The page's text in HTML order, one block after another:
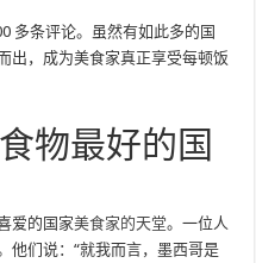
多条评论。虽然有如此多的国
出，成为美食家真正享受每顿饭
物最好的国
爱的国家美食家的天堂。一位人
他们说：“就我而言，墨西哥是